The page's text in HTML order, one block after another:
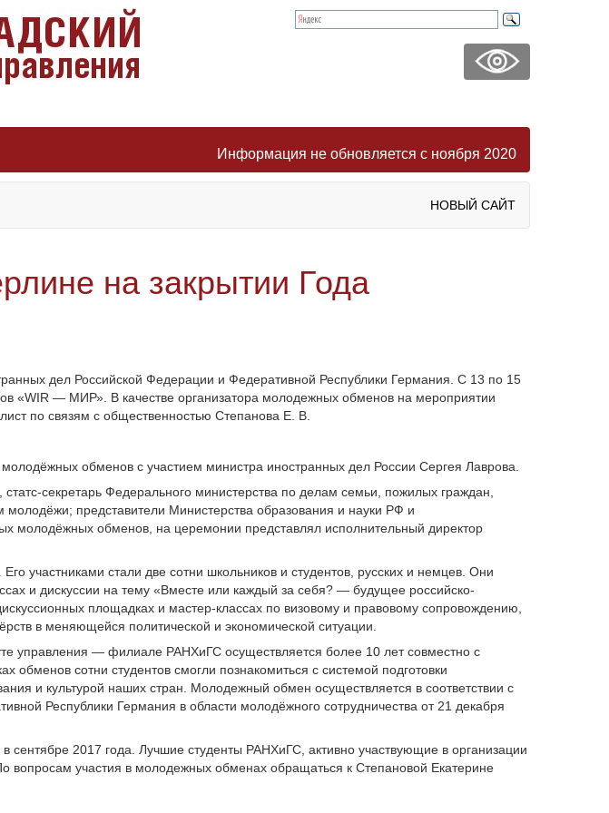
Информация не обновляется с ноября 2020
НОВЫЙ САЙТ
на закрытии Года
дел Российской Федерации и Федеративной Республики Германия. С 13 по 15
«WIR — МИР». В качестве организатора молодежных обменов на мероприятии
по связям с общественностью Степанова Е. В.
обменов с участием министра иностранных дел России Сергея Лаврова.
секретарь Федерального министерства по делам семьи, пожилых граждан,
представители Министерства образования и науки РФ и
молодёжных обменов, на церемонии представлял исполнительный директор
участниками стали две сотни школьников и студентов, русских и немцев. Они
и дискуссии на тему «Вместе или каждый за себя? — будущее российско-
площадках и мастер-классах по визовому и правовому сопровождению,
в меняющейся политической и экономической ситуации.
управления — филиале РАНХиГС осуществляется более 10 лет совместно с
сотни студентов смогли познакомиться с системой подготовки
и культурой наших стран. Молодежный обмен осуществляется в соответствии с
Республики Германия в области молодёжного сотрудничества от 21 декабря
2017 года. Лучшие студенты РАНХиГС, активно участвующие в организации
вопросам участия в молодежных обменах обращаться к Степановой Екатерине